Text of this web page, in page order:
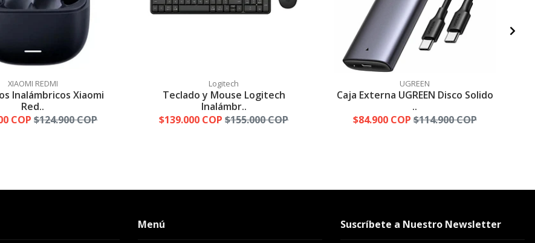
XIAOMI REDMI
Inalámbricos Xiaomi
Red..
COP $124.900 COP
Logitech
Teclado y Mouse Logitech
Inalámbr..
$139.000 COP $155.000 COP
UGREEN
Caja Externa UGREEN Disco Solido
..
$84.900 COP $114.900 COP
Menú Suscríbete a Nuestro Newsletter